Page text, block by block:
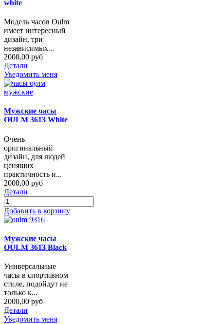
white
Модель часов Oulm
имеет интересный
дизайн, три
независимых...
2000,00 руб
Детали
Уведомить меня
Мужские часы
OULM 3613 White
Очень
оригинальный
дизайн, для людей
ценящих
практичность и...
2000,00 руб
Детали
Добавить в корзину
Мужские часы
OULM 3613 Black
Универсальные
часы в спортивном
стиле, подойдут не
только к...
2000,00 руб
Детали
Уведомить меня